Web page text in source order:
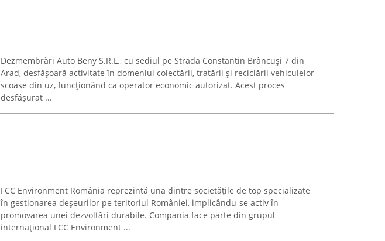
Dezmembrări Auto Beny S.R.L., cu sediul pe Strada Constantin Brâncuși 7 din
Arad, desfășoară activitate în domeniul colectării, tratării și reciclării vehiculelor
scoase din uz, funcționând ca operator economic autorizat. Acest proces
desfășurat ...
FCC Environment România reprezintă una dintre societățile de top specializate
în gestionarea deșeurilor pe teritoriul României, implicându-se activ în
promovarea unei dezvoltări durabile. Compania face parte din grupul
internațional FCC Environment ...